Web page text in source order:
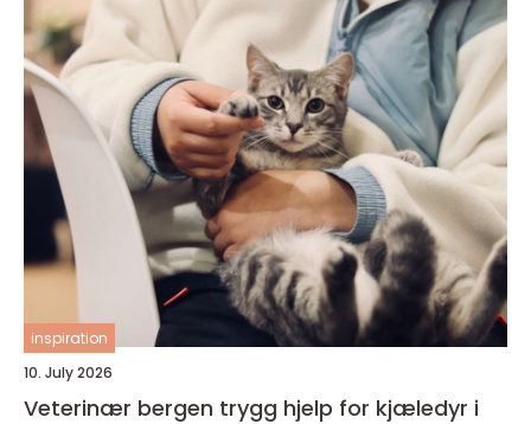
inspiration
10. July 2026
Veterinær bergen trygg hjelp for kjæledyr i